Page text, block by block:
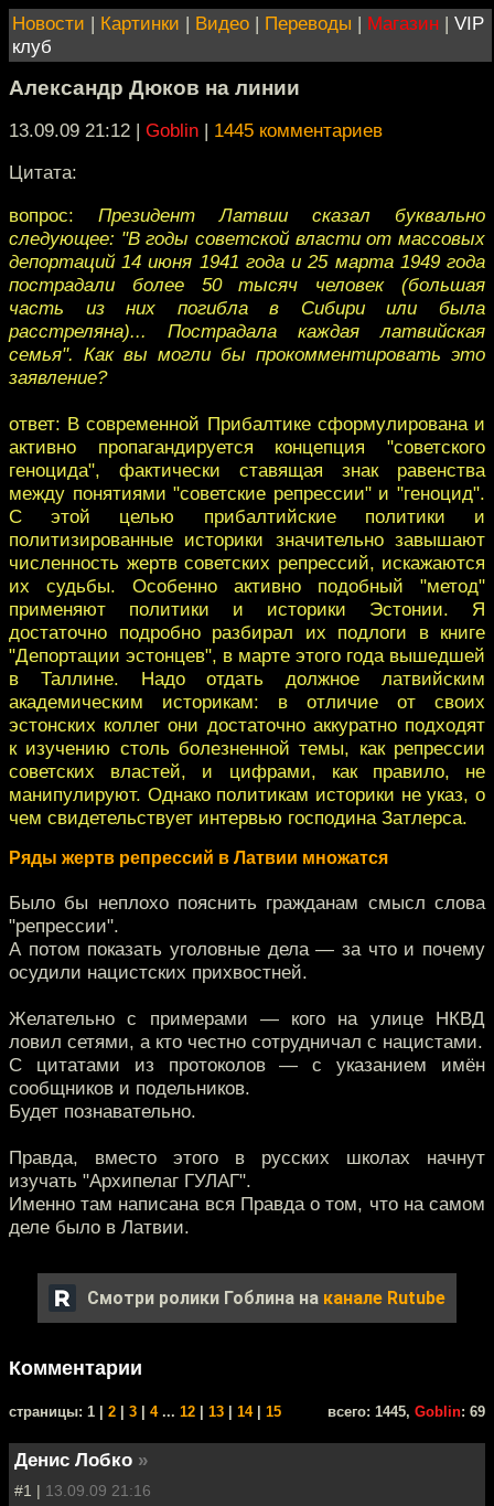
Новости | Картинки | Видео | Переводы | Магазин | VIP
клуб
Александр Дюков на линии
13.09.09 21:12 | Goblin | 1445 комментариев
Цитата:
вопрос: Президент Латвии сказал буквально
следующее: "В годы советской власти от массовых
депортаций 14 июня 1941 года и 25 марта 1949 года
пострадали более 50 тысяч человек (большая
часть из них погибла в Сибири или была
расстреляна)... Пострадала каждая латвийская
семья". Как вы могли бы прокомментировать это
заявление?
ответ: В современной Прибалтике сформулирована и
активно пропагандируется концепция "советского
геноцида", фактически ставящая знак равенства
между понятиями "советские репрессии" и "геноцид".
С этой целью прибалтийские политики и
политизированные историки значительно завышают
численность жертв советских репрессий, искажаются
их судьбы. Особенно активно подобный "метод"
применяют политики и историки Эстонии. Я
достаточно подробно разбирал их подлоги в книге
"Депортации эстонцев", в марте этого года вышедшей
в Таллине. Надо отдать должное латвийским
академическим историкам: в отличие от своих
эстонских коллег они достаточно аккуратно подходят
к изучению столь болезненной темы, как репрессии
советских властей, и цифрами, как правило, не
манипулируют. Однако политикам историки не указ, о
чем свидетельствует интервью господина Затлерса.
Ряды жертв репрессий в Латвии множатся
Было бы неплохо пояснить гражданам смысл слова
"репрессии".
А потом показать уголовные дела — за что и почему
осудили нацистских прихвостней.
Желательно с примерами — кого на улице НКВД
ловил сетями, а кто честно сотрудничал с нацистами.
С цитатами из протоколов — с указанием имён
сообщников и подельников.
Будет познавательно.
Правда, вместо этого в русских школах начнут
изучать "Архипелаг ГУЛАГ".
Именно там написана вся Правда о том, что на самом
деле было в Латвии.
Смотри ролики Гоблина на канале Rutube
Комментарии
cтраницы: 1 | 2 3 4... 12 13 14| 15 всего: 1445, Goblin: 69
Денис Лобко »
#1 | 13.09.09 21:16